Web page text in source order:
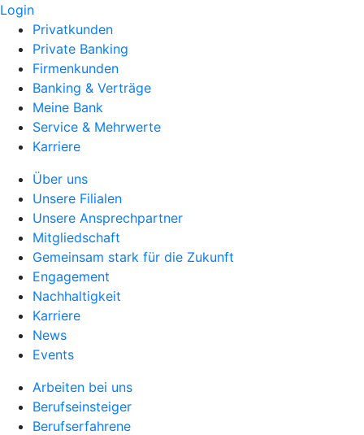
Login
Privatkunden
Private Banking
Firmenkunden
Banking & Verträge
Meine Bank
Service & Mehrwerte
Karriere
Über uns
Unsere Filialen
Unsere Ansprechpartner
Mitgliedschaft
Gemeinsam stark für die Zukunft
Engagement
Nachhaltigkeit
Karriere
News
Events
Arbeiten bei uns
Berufseinsteiger
Berufserfahrene